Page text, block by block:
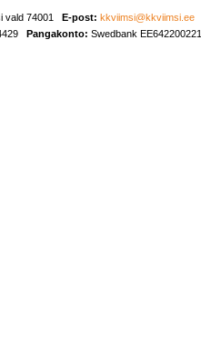
vald 74001 E-post: kkviimsi@kkviimsi.ee
Pangakonto: Swedbank